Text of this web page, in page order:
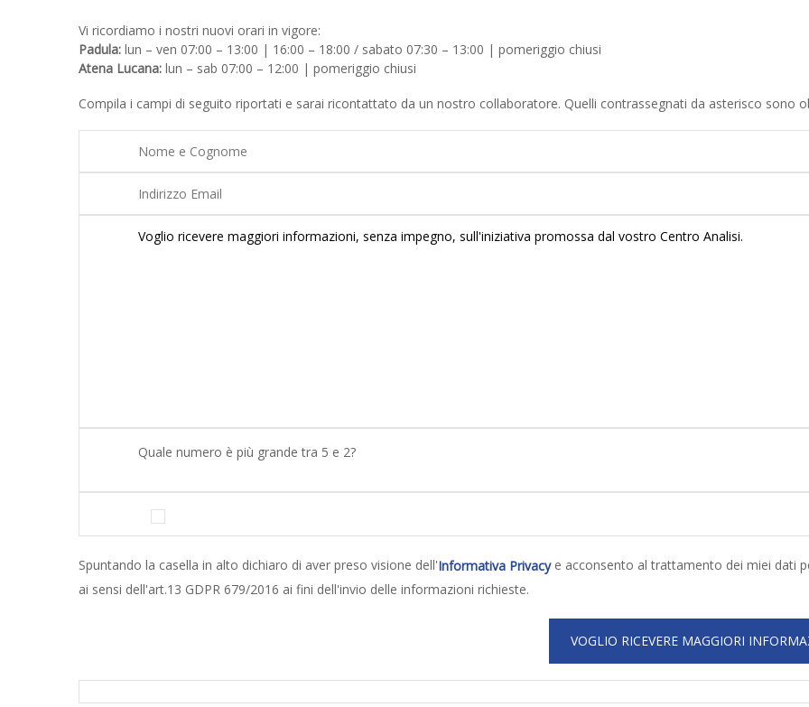
Vi ricordiamo i nostri nuovi orari in vigore:
Padula: lun – ven 07:00 – 13:00 | 16:00 – 18:00 / sabato 07:30 – 13:00 | pomeriggio chiusi
Atena Lucana: lun – sab 07:00 – 12:00 | pomeriggio chiusi
Compila i campi di seguito riportati e sarai ricontattato da un nostro collaboratore. Quelli contrassegnati da asterisco sono
Quale numero è più grande tra 5 e 2?
Spuntando la casella in alto dichiaro di aver preso visione dell'Informativa Privacye acconsento al trattamento dei miei dati
ai sensi dell'art.13 GDPR 679/2016 ai fini dell'invio delle informazioni richieste.